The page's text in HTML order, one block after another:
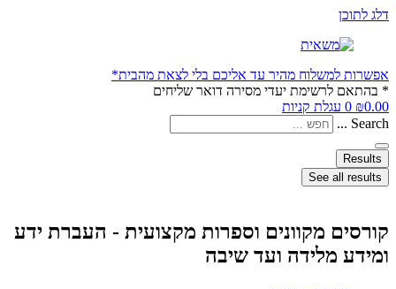
דלג לתוכן
אפשרות למשלוח מהיר עד אליכם בלי לצאת מהבית*
* בהתאם לרשימת יעדי מסירה דואר שליחים
₪0.00
0 עגלת קניות
Search ...
Results
See all results
קורסים מקוונים וספרות מקצועית - העברת ידע
ומידע מלידה ועד שיבה